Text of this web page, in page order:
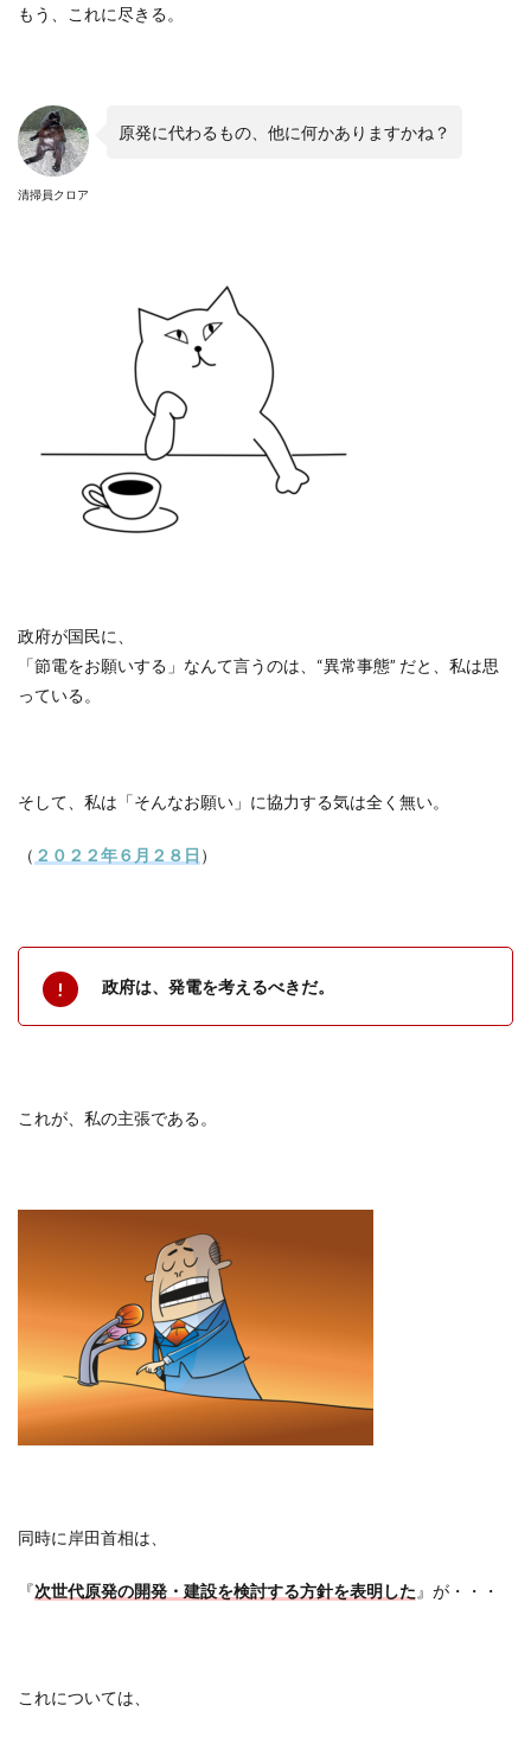
もう、これに尽きる。
清掃員クロア
原発に代わるもの、他に何かありますかね？
政府が国民に、
「節電をお願いする」なんて言うのは、 “異常事態” だと、私は思
っている。
そして、私は「そんなお願い」に協力する気は全く無い。
（ ２０２２年６月２８日 ）
政府は、発電を考えるべきだ。
これが、私の主張である。
同時に岸田首相は、
『次世代原発の開発・建設を検討する方針を表明した 』が・・・
これについては、